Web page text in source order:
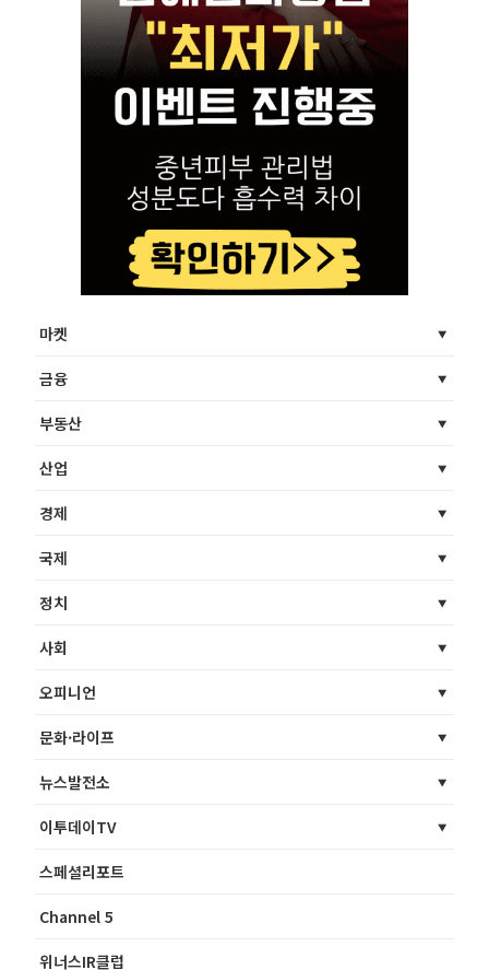
마켓
금융
부동산
산업
경제
국제
정치
사회
오피니언
문화·라이프
뉴스발전소
이투데이TV
스페셜리포트
Channel 5
위너스IR클럽